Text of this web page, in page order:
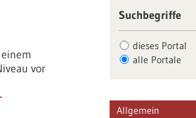
vor
Suchbegriffe
dieses Portal
alle Portale
Allgemein